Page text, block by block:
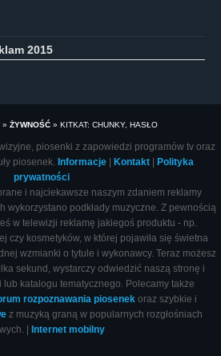
2015
» ŻYWNOŚĆ » KITKAT: CHUNKY, HASŁO
piosenki z zapowiedzi programów tv oraz
piosenek. Informacje| Kontakt|
Polityka
prywatności
i najciekawsze naszym zdaniem reklamy
wykorzystano podkłady muzyczne. Z pewnością
w telewizji reklamę jakiegoś produktu - np.
czy kosmetyków, w której pojawiła się świetna
wzmianki o tytule i wykonawcy. Teraz możesz
sekund, wystarczy odwiedzić naszą stronę i
katalogu tematycznego. Polecamy także
rozpoznawania piosenek oraz szybkie i
z muzyką graną w popularnych rozgłośniach
|
Internet mobilny